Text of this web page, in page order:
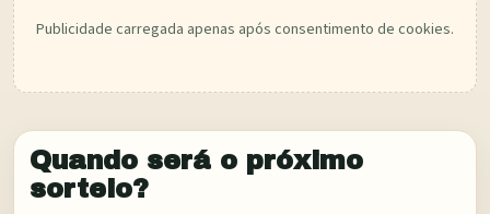
Publicidade carregada apenas após consentimento de cookies.
Quando será o próximo
sorteio?